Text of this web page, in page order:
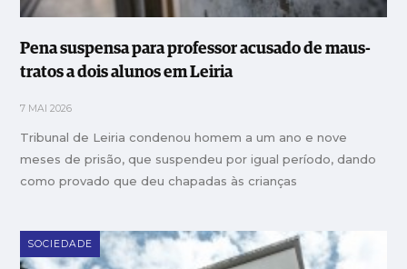
Pena suspensa para professor acusado de maus-
tratos a dois alunos em Leiria
7 MAI 2026
Tribunal de Leiria condenou homem a um ano e nove
meses de prisão, que suspendeu por igual período, dando
como provado que deu chapadas às crianças
SOCIEDADE